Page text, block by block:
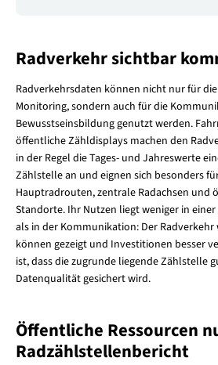
Radverkehr sichtbar
Radverkehrsdaten können nicht nur für
Monitoring, sondern auch für die
Bewusstseinsbildung genutzt werden.
öffentliche Zähldisplays machen den
in der Regel die Tages- und Jahreswerte
Zählstelle an und eignen sich besonders
Hauptradrouten, zentrale Radachsen und
Standorte. Ihr Nutzen liegt weniger in
als in der Kommunikation: Der Radverkehr
können gezeigt und Investitionen besser
ist, dass die zugrunde liegende Zählstelle
Datenqualität gesichert wird.
Öffentliche Ressourcen
Radzählstellenbericht